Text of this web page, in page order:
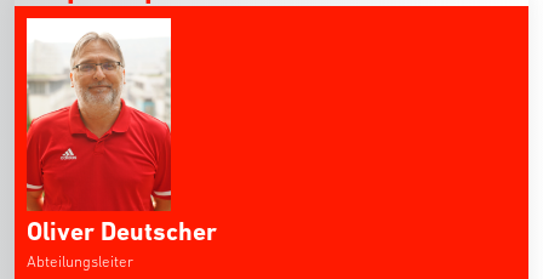
Oliver Deutscher
Abteilungsleiter